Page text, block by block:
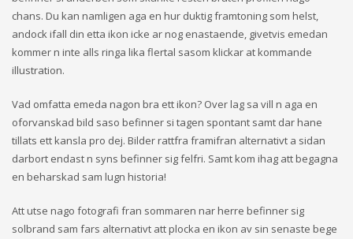
chans. Du kan namligen aga en hur duktig framtoning som helst,
andock ifall din etta ikon icke ar nog enastaende, givetvis emedan
kommer n inte alls ringa lika flertal sasom klickar at kommande
illustration.
Vad omfatta emeda nagon bra ett ikon? Over lag sa vill n aga en
oforvanskad bild saso befinner si tagen spontant samt dar hane
tillats ett kansla pro dej. Bilder rattfra framifran alternativt a sidan
darbort endast n syns befinner sig felfri. Samt kom ihag att begagna
en beharskad sam lugn historia!
Att utse nago fotografi fran sommaren nar herre befinner sig
solbrand sam fars alternativt att plocka en ikon av sin senaste bege